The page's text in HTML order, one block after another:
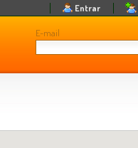
E-mail
Entrar